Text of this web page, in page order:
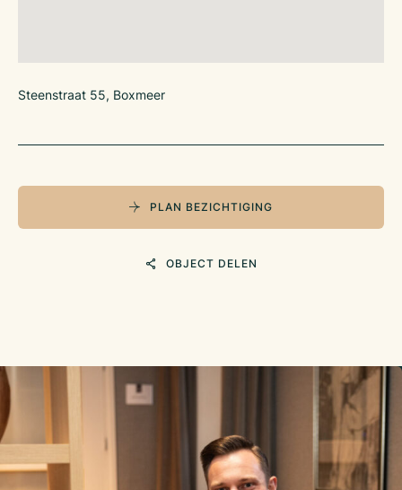
Steenstraat 55, Boxmeer
PLAN BEZICHTIGING
OBJECT DELEN